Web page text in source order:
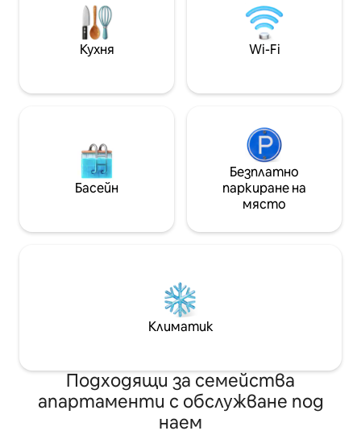
всяко време. Отлично
местоположение за придвижване из
Буенос Айрес.
басейн, тенис
ресторант,
Кухня Wi-Fi
Басейн
Безплатно
паркиране на
място
Климатик
Подходящи за семейства
апартаменти с обслужване под
наем